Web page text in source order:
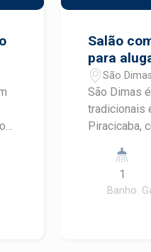
Salão
para
Dimas
São
São Dimas
tradicionais
Piracicaba,
Este Mall
Academia
1
Banho